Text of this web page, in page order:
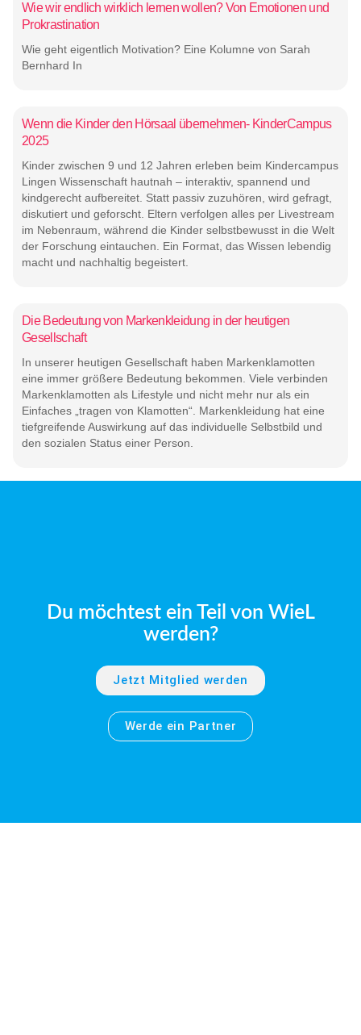
Wie wir endlich wirklich lernen wollen? Von Emotionen und
Prokrastination
Wie geht eigentlich Motivation? Eine Kolumne von Sarah
Bernhard In
Wenn die Kinder den Hörsaal übernehmen- KinderCampus
2025
Kinder zwischen 9 und 12 Jahren erleben beim Kindercampus
Lingen Wissenschaft hautnah – interaktiv, spannend und
kindgerecht aufbereitet. Statt passiv zuzuhören, wird gefragt,
diskutiert und geforscht. Eltern verfolgen alles per Livestream
im Nebenraum, während die Kinder selbstbewusst in die Welt
der Forschung eintauchen. Ein Format, das Wissen lebendig
macht und nachhaltig begeistert.
Die Bedeutung von Markenkleidung in der heutigen
Gesellschaft
In unserer heutigen Gesellschaft haben Markenklamotten
eine immer größere Bedeutung bekommen. Viele verbinden
Markenklamotten als Lifestyle und nicht mehr nur als ein
Einfaches „tragen von Klamotten“. Markenkleidung hat eine
tiefgreifende Auswirkung auf das individuelle Selbstbild und
den sozialen Status einer Person.
Du möchtest ein Teil von WieL
werden?
Jetzt Mitglied werden
Werde ein Partner